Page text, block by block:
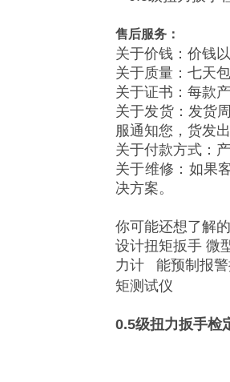
售后服务：
关于价钱：价钱
关于质量：七天
关于证书：每款
关于发货：发货
服通知您，货发
关于付款方式：
关于维修：如果
决方案。
你可能还想了解
设计扭矩扳手 微
力计 能预制报
矩测试仪
0.5级扭力扳手检